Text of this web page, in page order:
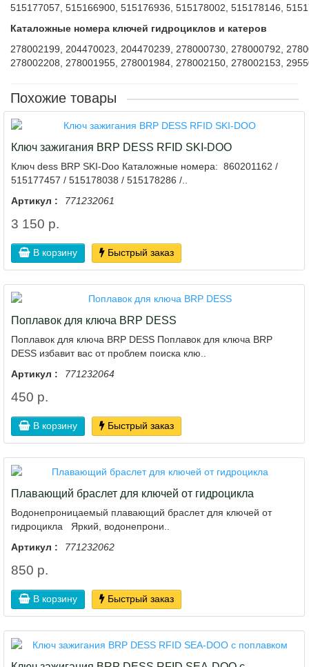
515177057, 515166900, 515176936, 515178002, 515178146,
Каталожные номера ключей гидроциклов и катеров
278002199, 204470023, 204470239, 278000730, 278000792,
278002208, 278001955, 278001984, 278002150, 278002153,
Похожие товары
Ключ зажигания BRP DESS RFID SKI-DOO
Ключ dess BRP SKI-Doo Каталожные номера: 860201162 /
515177457 / 515178038 / 515178286 /..
Артикул :
771232061
3 150 р.
В корзину Быстрый заказ
Поплавок для ключа BRP DESS
Поплавок для ключа BRP DESS Поплавок для ключа BRP
DESS избавит вас от проблем поиска клю..
Артикул :
771232064
450 р.
В корзину Быстрый заказ
Плавающий браслет для ключей от гидроцикла
Водонепроницаемый плавающий браслет для ключей от
гидроцикла Яркий, водонепрони..
Артикул :
771232062
850 р.
В корзину Быстрый заказ